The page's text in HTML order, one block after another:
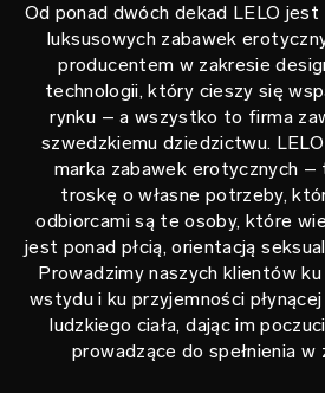
Od ponad dwóch dekad LELO
luksusowych zabawek
producentem w zakresie
technologii, który cieszy się
rynku – a wszystko to firma
szwedzkiemu dziedzictwu.
marka zabawek erotycznych –
troskę o własne potrzeby,
odbiorcami są te osoby, które
jest ponad płcią, orientacją
Prowadzimy naszych klientów
wstydu i ku przyjemności
ludzkiego ciała, dając im
prowadzące do spełnienia w